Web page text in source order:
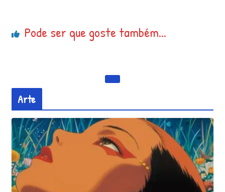
Pode ser que goste também...
Arte